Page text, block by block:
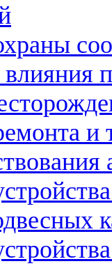
влияния
и